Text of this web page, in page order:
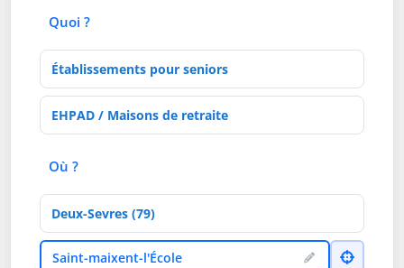
Quoi ?
Type d'établissement
Activités de soins
Où ?
Département
VilleSaint-maixent-l'École